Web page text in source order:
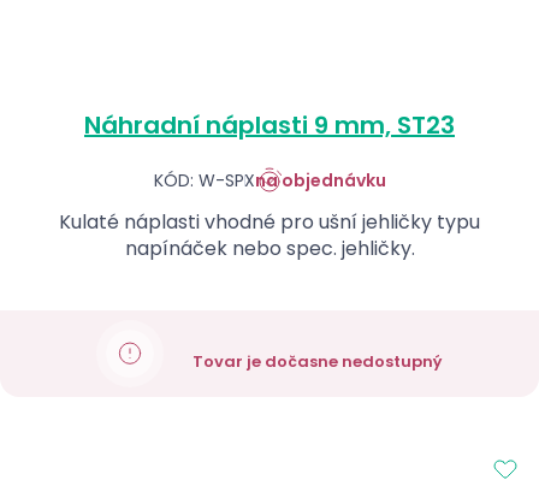
Náhradní náplasti 9 mm, ST23
KÓD: W-SPXna objednávku
Kulaté náplasti vhodné pro ušní jehličky typu
napínáček nebo spec. jehličky.
Tovar je dočasne nedostupný